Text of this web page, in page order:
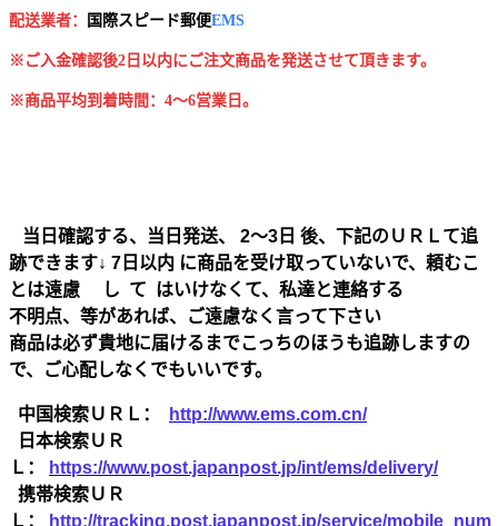
配送業者： 国 際スピード郵便EMS
※ご入金確認後2日以内にご注文商品を発送させて頂きます。
※商品平均到着時間：4～6営業日。
当日確認する、当日発送、 2～3日 後、下記のＵＲＬて追
跡できます↓ 7日以内 に商品を受け取っていないで、頼むこ
とは遠慮 し て はいけなくて、私達と連絡する
不明点、等があれば、ご遠慮なく言って下さい
商品は必ず貴地に届けるまでこっちのほうも追跡しますの
で、ご心配しなくでもいいです。
中国検索ＵＲＬ：
http://www.ems.com.cn/
日本検索ＵＲ
Ｌ：
https://www.post.japanpost.jp/int/ems/delivery/
携帯検索ＵＲ
Ｌ：
http://tracking.post.japanpost.jp/service/